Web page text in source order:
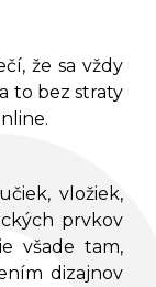
že sa vždy
to bez straty
vložiek,
prvkov
všade tam,
dizajnov